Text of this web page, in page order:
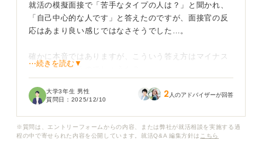
就活の模擬面接で「苦手なタイプの人は？」と聞かれ、
「自己中心的な人です」と答えたのですが、面接官の反
応はあまり良い感じではなさそうでした…。
確かに本音ではありますが、こういう答え方はマイナス
になってしまうのでしょうか？
もしダメなら、どのように答えるのが適切なのかアドバ
⋯続きを読む▼
大学3年生 男性
質問日： 2025/12/10 2 人のアドバイザーが回答
※質問は、エントリーフォームからの内容、または弊社が就活相談を実施する過
程の中で寄せられた内容を公開しています。就活Q&A 編集方針は こちら